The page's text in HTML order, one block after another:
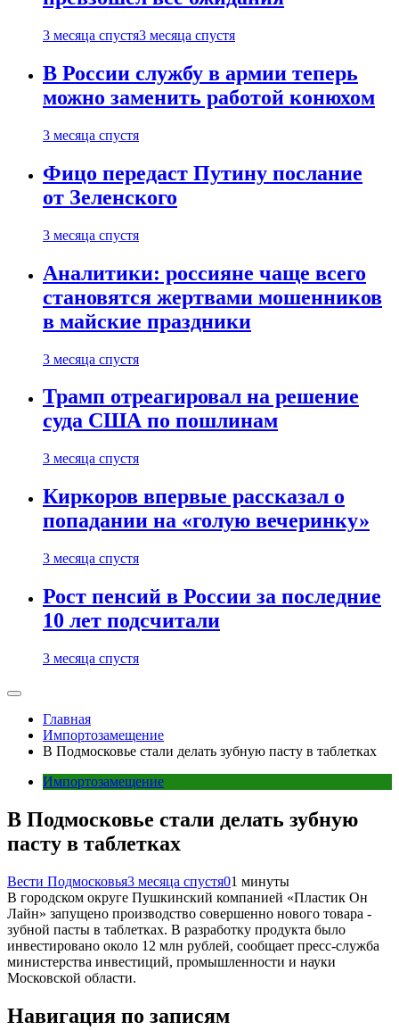
3 месяца спустя3 месяца спустя
В России службу в армии теперь
можно заменить работой конюхом
3 месяца спустя
Фицо передаст Путину послание
от Зеленского
3 месяца спустя
Аналитики: россияне чаще всего
становятся жертвами мошенников
в майские праздники
3 месяца спустя
Трамп отреагировал на решение
суда США по пошлинам
3 месяца спустя
Киркоров впервые рассказал о
попадании на «голую вечеринку»
3 месяца спустя
Рост пенсий в России за последние
10 лет подсчитали
3 месяца спустя
Главная
Импортозамещение
В Подмосковье стали делать зубную пасту в таблетках
Импортозамещение
В Подмосковье стали делать зубную
пасту в таблетках
Вести Подмосковья3 месяца спустя01 минуты
В городском округе Пушкинский компанией «Пластик Он
Лайн» запущено производство совершенно нового товара -
зубной пасты в таблетках. В разработку продукта было
инвестировано около 12 млн рублей, сообщает пресс-служба
министерства инвестиций, промышленности и науки
Московской области.
Навигация по записям